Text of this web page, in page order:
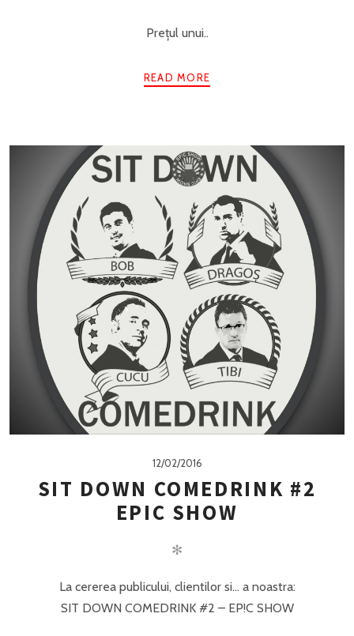
Prețul unui..
READ MORE
12/02/2016
SIT DOWN COMEDRINK #2
EPIC SHOW
✻
La cererea publicului, clientilor si… a noastra:
SIT DOWN COMEDRINK #2 – EP!C SHOW